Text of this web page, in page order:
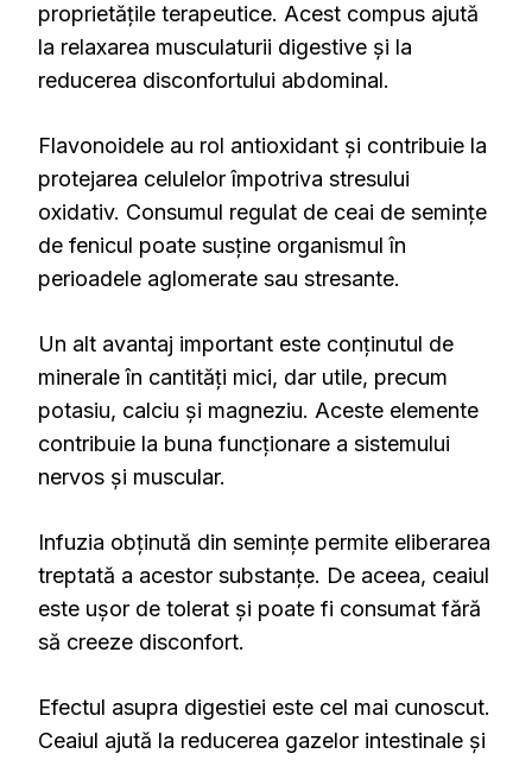
proprietățile terapeutice. Acest compus ajută
la relaxarea musculaturii digestive și la
reducerea disconfortului abdominal.
Flavonoidele au rol antioxidant și contribuie la
protejarea celulelor împotriva stresului
oxidativ. Consumul regulat de ceai de semințe
de fenicul poate susține organismul în
perioadele aglomerate sau stresante.
Un alt avantaj important este conținutul de
minerale în cantități mici, dar utile, precum
potasiu, calciu și magneziu. Aceste elemente
contribuie la buna funcționare a sistemului
nervos și muscular.
Infuzia obținută din semințe permite eliberarea
treptată a acestor substanțe. De aceea, ceaiul
este ușor de tolerat și poate fi consumat fără
să creeze disconfort.
Efectul asupra digestiei este cel mai cunoscut.
Ceaiul ajută la reducerea gazelor intestinale și